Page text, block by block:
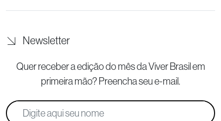
Newsletter
Quer receber a edição do mês da Viver Brasil em
primeira mão? Preencha seu e-mail.